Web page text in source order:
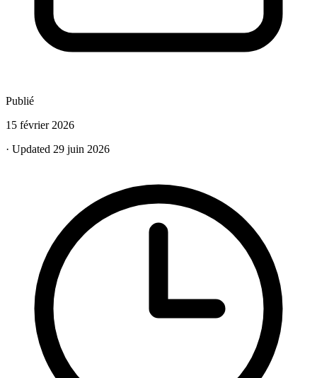
Publié
15 février 2026
· Updated 29 juin 2026